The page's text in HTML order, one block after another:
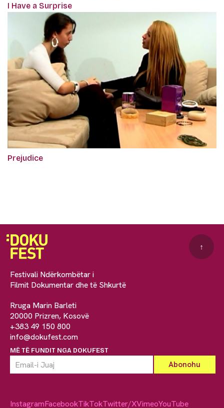
I Have a Surprise
Prejudice
Festivali Ndërkombëtar i
Filmit Dokumentar dhe të Shkurtë
Rruga Marin Barleti
20000 Prizren, Kosovë
+383 49 150 800
info@dokufest.com
MË TË FUNDIT NGA DOKUFEST
↑
InstagramFacebookTikTokTwitter/XVimeoYouTube